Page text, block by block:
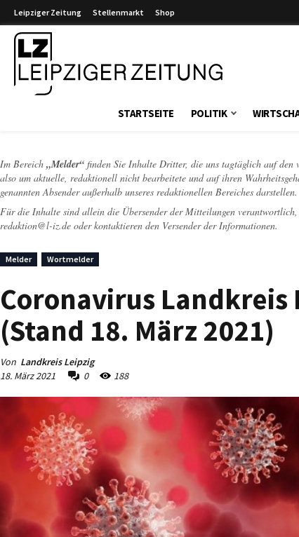
Leipziger Zeitung Stellenmarkt Shop
STARTSEITE POLITIK
Im Bereich „Melder“ finden Sie Inhalte Dritter, die uns tagtäglich auf den
also um aktuelle, redaktionell nicht bearbeitete und auf ihren
genannten Absender außerhalb unseres redaktionellen Bereiches darstellen.
Für die Inhalte sind allein die Übersender der Mitteilungen
redaktion@l-iz.de oder kontaktieren den Versender der Informationen.
Melder Wortmelder
Coronavirus Landkreis
(Stand 18. März 2021)
Von Landkreis Leipzig
18. März 2021
0 188